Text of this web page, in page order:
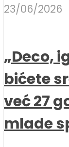
23/06/2026
„Deco,
bićete
već 27
mlade